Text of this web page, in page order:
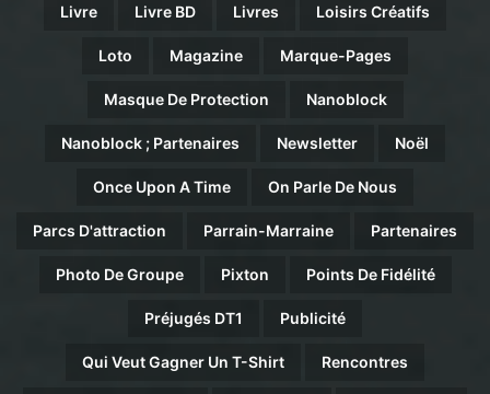
Livre Livre BD Livres Loisirs Créatifs
Loto Magazine Marque-Pages
Masque De Protection Nanoblock
Nanoblock ; Partenaires Newsletter Noël
Once Upon A Time On Parle De Nous
Parcs D'attraction Parrain-Marraine Partenaires
Photo De Groupe Pixton Points De Fidélité
Préjugés DT1 Publicité
Qui Veut Gagner Un T-Shirt Rencontres